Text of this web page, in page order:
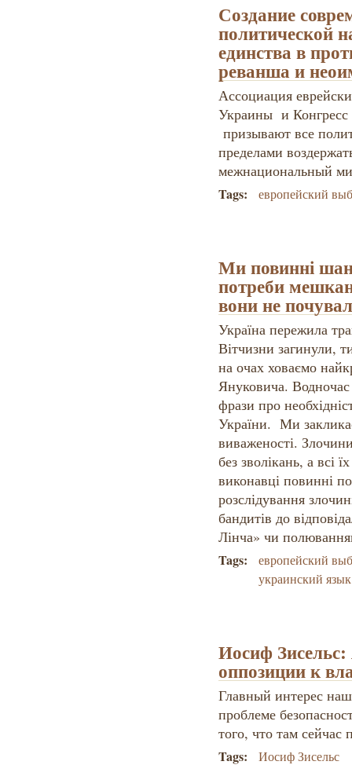
Создание
политической
единства в
реванша и
Ассоциация
Украины и
призывают все
пределами
межнациональный
Tags: европейский
Ми повинні
потреби
вони не
Україна пережила
Вітчизни загинули,
на очах ховаємо
Януковича.
фрази про
України. Ми
виваженості.
без зволікань, а всі
виконавці повинні
розслідування
бандитів до
Лінча» чи
Tags:
европейский
украинский язык
Иосиф
оппозиции к
Главный интерес
проблеме
того, что там сейчас
Tags:
Иосиф Зисельс